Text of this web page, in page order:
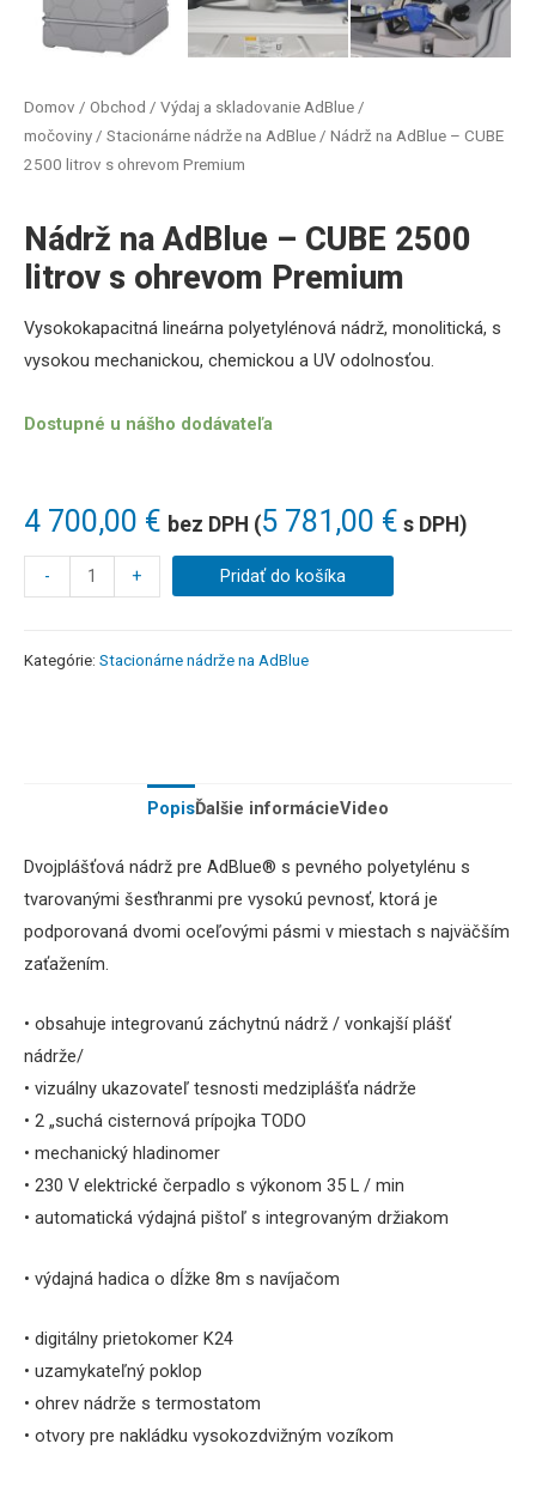
Domov / Obchod / Výdaj a skladovanie AdBlue /
močoviny / Stacionárne nádrže na AdBlue / Nádrž na AdBlue – CUBE
2500 litrov s ohrevom Premium
Nádrž na AdBlue – CUBE 2500
litrov s ohrevom Premium
4 700,00 € bez DPH (5 781,00 € s DPH)
Vysokokapacitná lineárna polyetylénová nádrž, monolitická, s
vysokou mechanickou, chemickou a UV odolnosťou.
Dostupné u nášho dodávateľa
- + Pridať do košíka
Kategórie: Stacionárne nádrže na AdBlue
PopisĎalšie informácieVideo
Dvojplášťová nádrž pre AdBlue® s pevného polyetylénu s
tvarovanými šesťhranmi pre vysokú pevnosť, ktorá je
podporovaná dvomi oceľovými pásmi v miestach s najväčším
zaťažením.
• obsahuje integrovanú záchytnú nádrž / vonkajší plášť
nádrže/
• vizuálny ukazovateľ tesnosti medziplášťa nádrže
• 2 „suchá cisternová prípojka TODO
• mechanický hladinomer
• 230 V elektrické čerpadlo s výkonom 35 L / min
• automatická výdajná pištoľ s integrovaným držiakom
• výdajná hadica o dĺžke 8m s navíjačom
• digitálny prietokomer K24
• uzamykateľný poklop
• ohrev nádrže s termostatom
• otvory pre nakládku vysokozdvižným vozíkom